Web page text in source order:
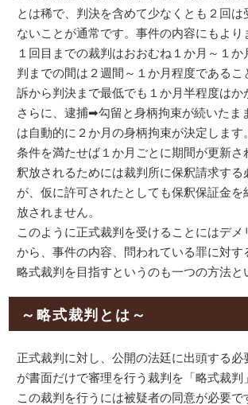
とは稀で、判決を含めて少なくとも２回
ないことが通常です。事件の内容にもより
１回目までの裁判はおおむね１か月～１
判までの間は２週間～１か月程度であるこ
訴から判決まで最低でも１か月半程度はか
さらに、逮捕➡勾留と身柄拘束が続いたま
は自動的に２か月の身柄拘束が決定します
条件を満たせば１か月ごとに期間が更新さ
釈放されるためには裁判所に保釈請求する
が、仮に許可されたとしても保釈保証金を
放されません。
このように正式裁判を受けることにはデ
から、事件の内容、問われている罪に対す
略式裁判を目指すというのも一つの方法と
～略式裁判とは～
正式裁判に対し、公開の法廷に出頭する必
が書面だけで審理を行う裁判を「略式裁判
この裁判を行うには被疑者の同意が必要